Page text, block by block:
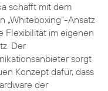
schafft mit dem
„Whiteboxing“-Ansatz
Flexibilität im eigenen
Der
sorgt
Konzept dafür, dass
der